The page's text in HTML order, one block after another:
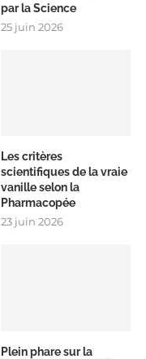
par la Science
25 juin 2026
Les critères
scientifiques de la vraie
vanille selon la
Pharmacopée
23 juin 2026
Plein phare sur la